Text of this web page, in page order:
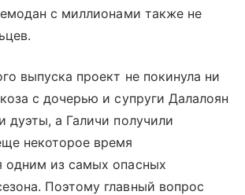
с миллионами также не
выпуска проект не покинула ни
с дочерью и супруги Далалоян
дуэты, а Галичи получили
некоторое время
одним из самых опасных
Поэтому главный вопрос